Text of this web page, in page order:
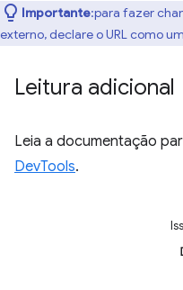
Importante:para fazer
externo, declare o URL como
Leitura adicional
Leia a documentação
DevTools.